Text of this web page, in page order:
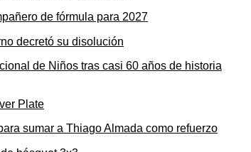
de fórmula para 2027
de Niños tras casi 60 años de historia
sumar a Thiago Almada como refuerzo